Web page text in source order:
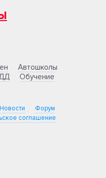
Автошколы
Обучение
Новости
Форум
соглашение